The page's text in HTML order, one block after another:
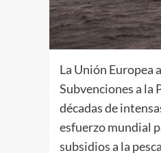
La Unión Europea
Subvenciones a la
décadas de
esfuerzo mundial
subsidios a la